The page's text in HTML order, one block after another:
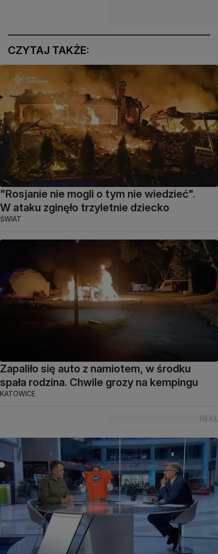
CZYTAJ TAKŻE:
"Rosjanie nie mogli o tym nie wiedzieć".
W ataku zginęło trzyletnie dziecko
ŚWIAT
Zapaliło się auto z namiotem, w środku
spała rodzina. Chwile grozy na kempingu
KATOWICE